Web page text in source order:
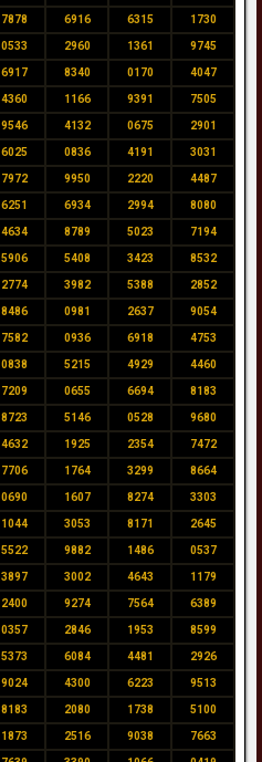
7878 6916 6315 1730
0533 2960 1361 9745
6917 8340 0170 4047
4360 1166 9391 7505
9546 4132 0675 2901
6025 0836 4191 3031
7972 9950 2220 4487
6251 6934 2994 8080
4634 8789 5023 7194
5906 5408 3423 8532
2774 3982 5388 2852
8486 0981 2637 9054
7582 0936 6918 4753
0838 5215 4929 4460
7209 0655 6694 8183
8723 5146 0528 9680
4632 1925 2354 7472
7706 1764 3299 8664
0690 1607 8274 3303
1044 3053 8171 2645
5522 9882 1486 0537
3897 3002 4643 1179
2400 9274 7564 6389
0357 2846 1953 8599
5373 6084 4481 2926
9024 4300 6223 9513
8183 2080 1738 5100
1873 2516 9038 7663